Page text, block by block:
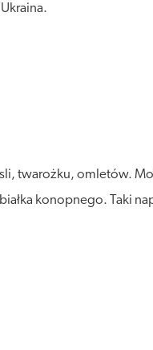
twarożku, omletów.
konopnego. Taki